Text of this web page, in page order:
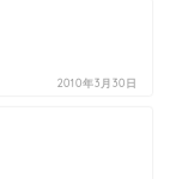
2010年3月30日